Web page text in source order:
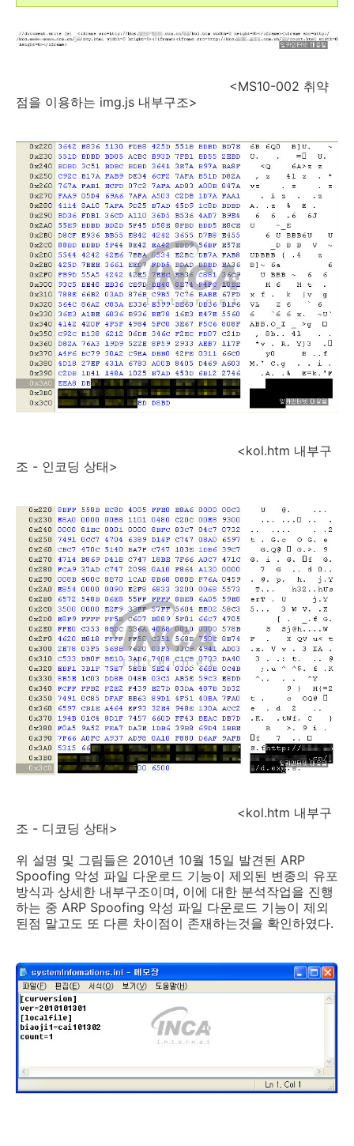
<MS10-002 취약
점을 이용하는 img.js 내부구조>
<kol.htm 내부구
조 - 인코딩 상태>
<kol.htm 내부구
조 - 디코딩 상태>
위 설명 및 그림들은 2010년 10월 15일 발견된 ARP
Spoofing 악성 파일 다운로드 기능이 제외된 변종의 유포
방식과 상세한 내부구조이며, 이에 대한 분석작업을 진행
하는 중 ARP Spoofing 악성 파일 다운로드 기능이 제외
된점 말고도 또 다른 차이점이 존재하는것을 확인하였다.